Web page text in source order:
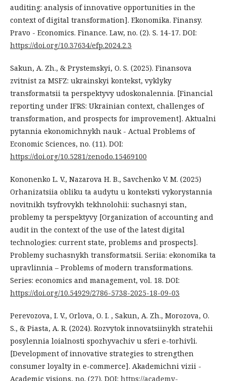
auditing: analysis of innovative opportunities in the
context of digital transformation]. Ekonomika. Finansy.
Pravo - Economics. Finance. Law, no. (2). S. 14-17. DOI:
https://doi.org/10.37634/efp.2024.2.3
Sakun, A. Zh., & Prystemskyi, O. S. (2025). Finansova
zvitnist za MSFZ: ukrainskyi kontekst, vyklyky
transformatsii ta perspektyvy udoskonalennia. [Financial
reporting under IFRS: Ukrainian context, challenges of
transformation, and prospects for improvement]. Aktualni
pytannia ekonomichnykh nauk - Actual Problems of
Economic Sciences, no. (11). DOI:
https://doi.org/10.5281/zenodo.15469100
Kononenko L. V., Nazarova H. B., Savchenko V. M. (2025)
Orhanizatsiia obliku ta audytu u konteksti vykorystannia
novitnikh tsyfrovykh tekhnolohii: suchasnyi stan,
problemy ta perspektyvy [Organization of accounting and
audit in the context of the use of the latest digital
technologies: current state, problems and prospects].
Problemy suchasnykh transformatsii. Seriia: ekonomika ta
upravlinnia – Problems of modern transformations.
Series: economics and management, vol. 18. DOI:
https://doi.org/10.54929/2786-5738-2025-18-09-03
Perevozova, I. V., Orlova, O. I. , Sakun, A. Zh., Morozova, O.
S., & Piasta, A. R. (2024). Rozvytok innovatsiinykh stratehii
posylennia loialnosti spozhyvachiv u sferi e-torhivli.
[Development of innovative strategies to strengthen
consumer loyalty in e-commerce]. Akademichni vizii -
Academic visions, no. (27). DOI: https://academy-